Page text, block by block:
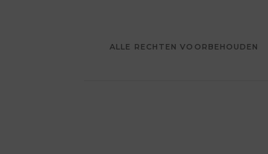
ALLE RECHTEN VOORBEHOUDEN